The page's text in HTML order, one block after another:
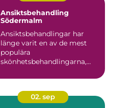
Ansiktsbehandling
Södermalm
Ansiktsbehandlingar har
länge varit en av de mest
populära
skönhetsbehandlingarna,
02. sep